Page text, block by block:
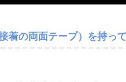
着の両面テープ）を持っ